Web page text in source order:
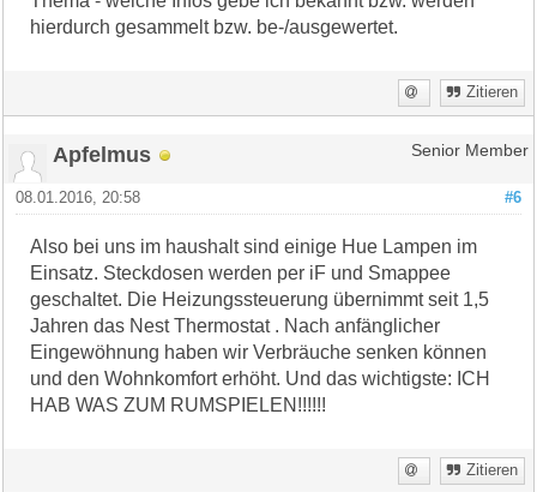
hierdurch gesammelt bzw. be-/ausgewertet.
Zitieren
Apfelmus Senior Member
#6
08.01.2016, 20:58
Also bei uns im haushalt sind einige Hue Lampen im
Einsatz. Steckdosen werden per iF und Smappee
geschaltet. Die Heizungssteuerung übernimmt seit 1,5
Jahren das Nest Thermostat . Nach anfänglicher
Eingewöhnung haben wir Verbräuche senken können
und den Wohnkomfort erhöht. Und das wichtigste: ICH
HAB WAS ZUM RUMSPIELEN!!!!!!
Zitieren